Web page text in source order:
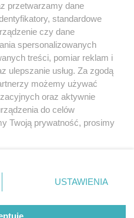
/ 0
regulamin korzystania z portali
Skontakuj sięz nami
Kontakt
Wydawca
Redakcja
przetwarzamy dane
standardowe
czy dane
spersonalizowanych
treści, pomiar reklam i
ulepszanie usług. Za zgodą
możemy używać
oraz aktywnie
do celów
Twoją prywatność, prosimy
lewym dolnym rogu strony
danych nie wymagają
prawo sprzeciwić się
będą miały
USTAWIENIA